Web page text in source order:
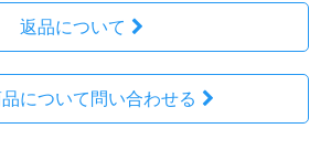
返品について
について問い合わせる